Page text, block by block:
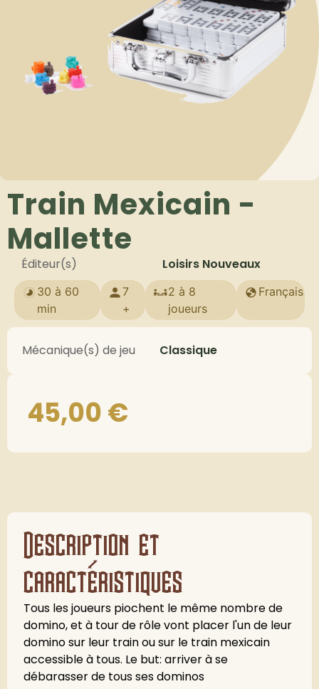
Train Mexicain -
Mallette
Éditeur(s) Loisirs Nouveaux
30 à 60
min
7
+
2 à 8
joueurs
Français
Mécanique(s) de jeu Classique
45,00€
Description et
caractéristiques
Tous les joueurs piochent le même nombre de
domino, et à tour de rôle vont placer l'un de leur
domino sur leur train ou sur le train mexicain
accessible à tous. Le but: arriver à se
débarasser de tous ses dominos